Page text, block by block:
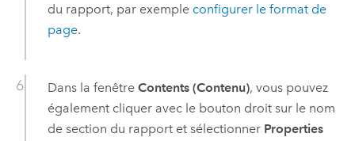
du rapport, par exemple configurer le format de
page.
Dans la fenêtre Contents (Contenu), vous pouvez
également cliquer avec le bouton droit sur le nom
de section du rapport et sélectionner Properties